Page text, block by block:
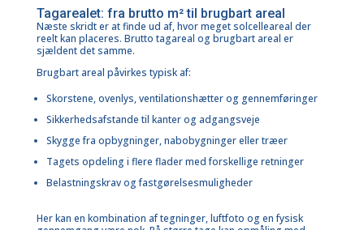
Tagarealet: fra brutto m² til brugbart areal
Næste skridt er at finde ud af, hvor meget solcelleareal der
reelt kan placeres. Brutto tagareal og brugbart areal er
sjældent det samme.
Brugbart areal påvirkes typisk af:
Skorstene, ovenlys, ventilationshætter og gennemføringer
Sikkerhedsafstande til kanter og adgangsveje
Skyggefra opbygninger, nabobygninger eller træer
Tagets opdeling i flere flader med forskellige retninger
Belastningskrav og fastgørelsesmuligheder
Her kan en kombination af tegninger, luftfoto og en fysisk